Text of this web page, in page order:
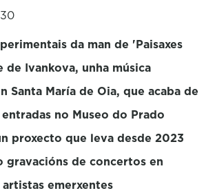
da man de 'Paisaxes
de Ivankova, unha música
Santa María de Oia, que acaba de
no Museo do Prado
proxecto que leva desde 2023
gravacións de concertos en
emerxentes